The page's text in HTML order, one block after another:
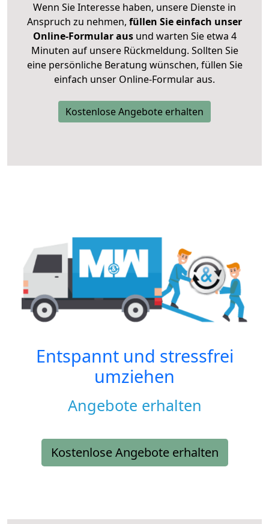
Wenn Sie Interesse haben, unsere Dienste in
Anspruch zu nehmen, füllen Sie einfach unser
Online-Formular ausund warten Sie etwa 4
Minuten auf unsere Rückmeldung. Sollten Sie
eine persönliche Beratung wünschen, füllen Sie
einfach unser Online-Formular aus.
Kostenlose Angebote erhalten
Entspannt und stressfrei
umziehen
Angebote erhalten
Kostenlose Angebote erhalten